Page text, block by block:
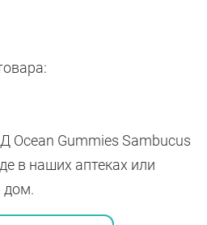
Ocean Gummies Sambucus
в наших аптеках или
дом.